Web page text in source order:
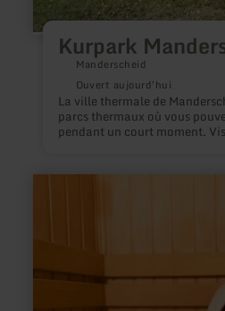
Kurpark
Manderscheid
Ouvert aujourd'hui
La ville thermale de
parcs thermaux où vous
pendant un court moment.
Vulkanhotel